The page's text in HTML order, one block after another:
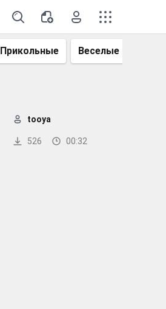
Прикольные Веселые
526 00:32
tooya